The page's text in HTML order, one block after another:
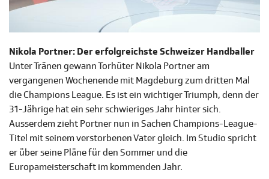
Nikola Portner: Der erfolgreichste Schweizer Handballer
Unter Tränen gewann Torhüter Nikola Portner am
vergangenen Wochenende mit Magdeburg zum dritten Mal
die Champions League. Es ist ein wichtiger Triumph, denn der
31-Jährige hat ein sehr schwieriges Jahr hinter sich.
Ausserdem zieht Portner nun in Sachen Champions-League-
Titel mit seinem verstorbenen Vater gleich. Im Studio spricht
er über seine Pläne für den Sommer und die
Europameisterschaft im kommenden Jahr.